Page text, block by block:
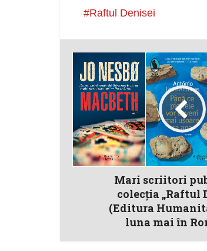
Raftul Denisei
Mari scriitori
colecţia „Raftul
(Editura
luna mai în